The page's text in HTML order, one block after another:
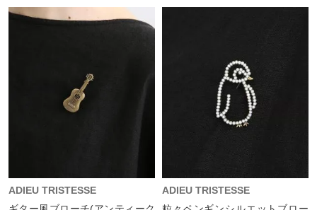
ADIEU TRISTESSE
ADIEU TRISTESSE